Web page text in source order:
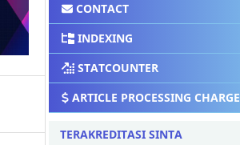
CONTACT
INDEXING
STATCOUNTER
ARTICLE PROCESSING CHARGE
TERAKREDITASI SINTA